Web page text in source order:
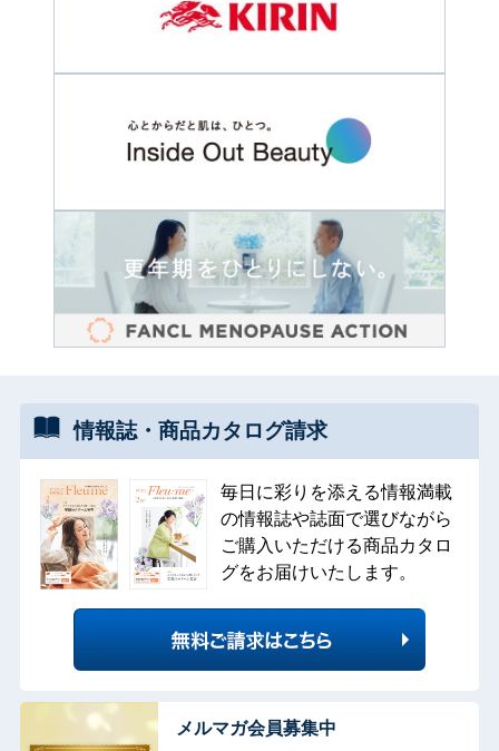
情報誌・ 商品カタログ請求
毎日に彩りを添える情報満載
の情報誌や誌面で選びながら
ご購入いただける商品カタロ
グをお届けいたします。
メルマガ会員募集中